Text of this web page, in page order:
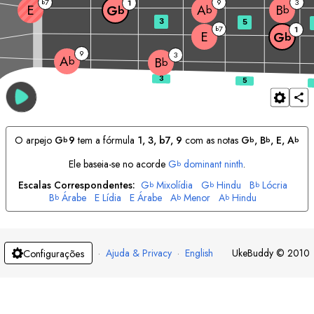
Ab 9
Bb 3
E b7 Gb 1
E Gb 1 Ab Bb
3 5
O arpejo Gb9 tem a fórmula 1, 3, b7, 9 com as notas Gb, Bb, E, Ab
Ele baseia-se no acorde Gb dominant ninth.
Escalas Correspondentes: Gb Mixolídia Gb Hindu Bb Lócria
Bb Árabe E Lídia E Árabe Ab Menor Ab Hindu
Configurações · Ajuda & Privacy · English UkeBuddy © 2010